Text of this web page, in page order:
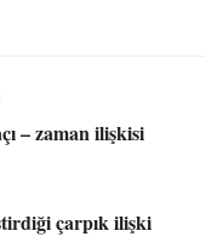
– zaman ilişkisi
çarpık ilişki